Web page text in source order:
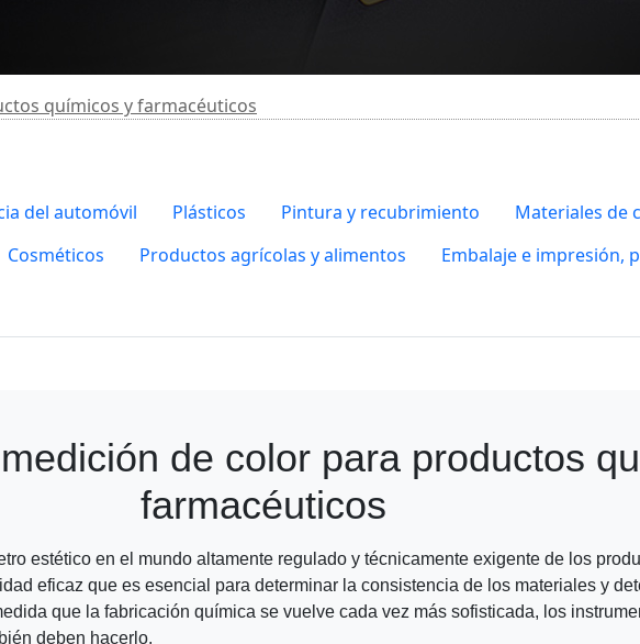
químicos y farmacéuticos
del automóvil Plásticos Pintura y recubrimiento
Materiales de
Cosméticos Productos agrícolas y alimentos
Embalaje e impresión,
de color para productos
farmacéuticos
estético en el mundo altamente regulado y técnicamente exigente de los
eficaz que es esencial para determinar la consistencia de los materiales y
que la fabricación química se vuelve cada vez más sofisticada, los
deben hacerlo.